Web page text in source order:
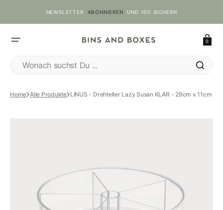
NEWSLETTER ABONNIEREN UND 10% SICHERN
0
Wonach suchst Du ...
Home Alle Produkte LINUS - Drehteller Lazy Susan KLAR - 29cm x 11cm